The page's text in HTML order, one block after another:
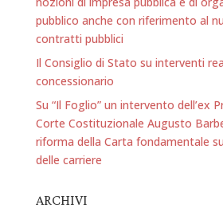
pubblico anche con riferimento al
contratti pubblici
Il Consiglio di Stato su interventi
concessionario
Su “Il Foglio” un intervento dell’ex
Corte Costituzionale Augusto
riforma della Carta fondamentale
delle carriere
ARCHIVI